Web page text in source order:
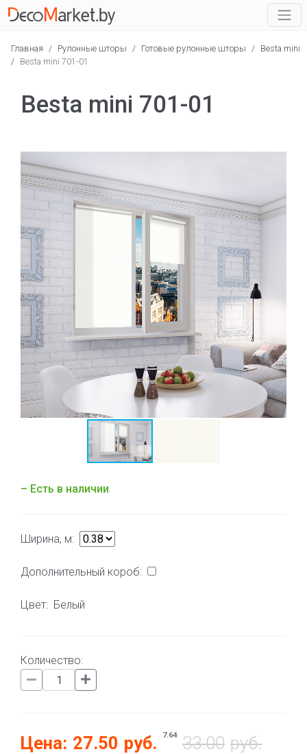
Главная / Рулонные шторы / Готовые рулонные шторы / Besta mini
/ Besta mini 701-01
Besta mini 701-01
– Есть в наличии
Ширина, м:
Дополнительный короб:
Цвет: Белый
Количество:
Цена: 27.50 руб. 7.64 33.00 руб.